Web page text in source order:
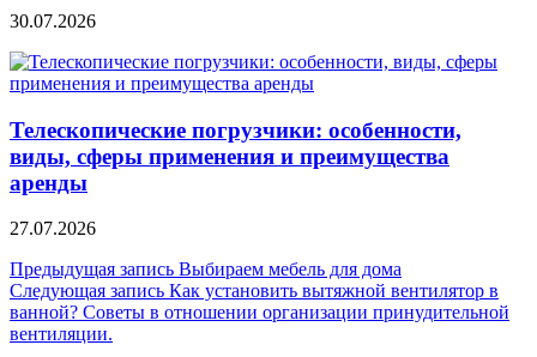
30.07.2026
Телескопические погрузчики: особенности,
виды, сферы применения и преимущества
аренды
27.07.2026
Навигация
по
записям
Предыдущая запись Выбираем мебель для дома
Следующая запись Как установить вытяжной вентилятор в
ванной? Советы в отношении организации принудительной
вентиляции.